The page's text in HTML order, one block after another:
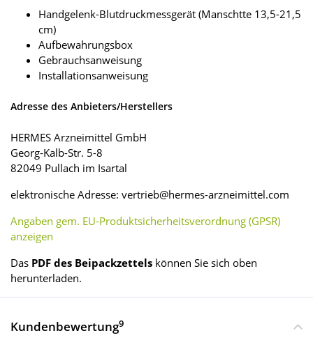
Handgelenk-Blutdruckmessgerät (Manschtte 13,5-21,5
cm)
Aufbewahrungsbox
Gebrauchsanweisung
Installationsanweisung
Adresse des Anbieters/Herstellers
HERMES Arzneimittel GmbH
Georg-Kalb-Str. 5-8
82049 Pullach im Isartal
elektronische Adresse: vertrieb@hermes-arzneimittel.com
Angaben gem. EU-Produktsicherheitsverordnung (GPSR)
anzeigen
Das PDF des Beipackzettels können Sie sich oben
herunterladen.
Kundenbewertung9